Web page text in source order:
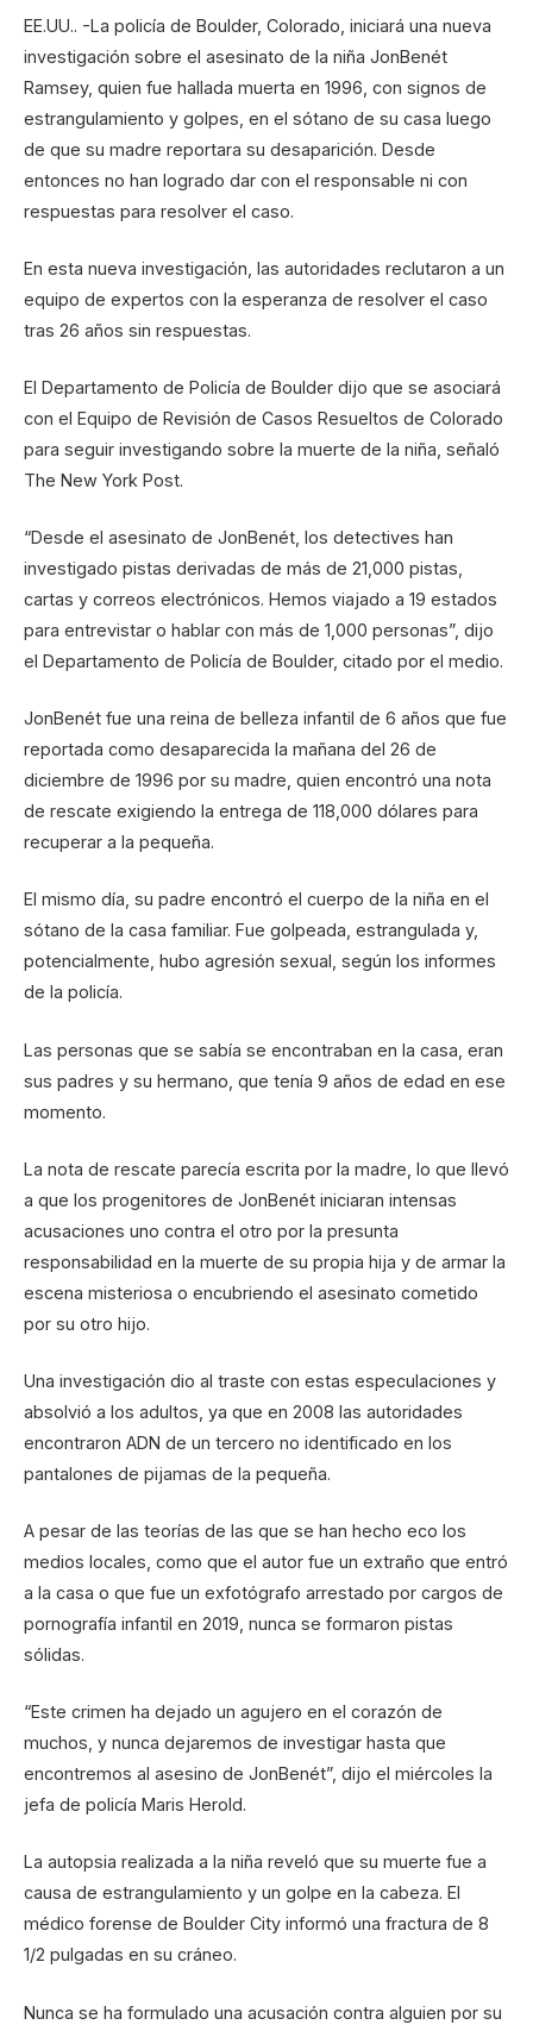
EE.UU.. -La policía de Boulder, Colorado, iniciará una nueva
investigación sobre el asesinato de la niña JonBenét
Ramsey, quien fue hallada muerta en 1996, con signos de
estrangulamiento y golpes, en el sótano de su casa luego
de que su madre reportara su desaparición. Desde
entonces no han logrado dar con el responsable ni con
respuestas para resolver el caso.
En esta nueva investigación, las autoridades reclutaron a un
equipo de expertos con la esperanza de resolver el caso
tras 26 años sin respuestas.
El Departamento de Policía de Boulder dijo que se asociará
con el Equipo de Revisión de Casos Resueltos de Colorado
para seguir investigando sobre la muerte de la niña, señaló
The New York Post.
“Desde el asesinato de JonBenét, los detectives han
investigado pistas derivadas de más de 21,000 pistas,
cartas y correos electrónicos. Hemos viajado a 19 estados
para entrevistar o hablar con más de 1,000 personas”, dijo
el Departamento de Policía de Boulder, citado por el medio.
JonBenét fue una reina de belleza infantil de 6 años que fue
reportada como desaparecida la mañana del 26 de
diciembre de 1996 por su madre, quien encontró una nota
de rescate exigiendo la entrega de 118,000 dólares para
recuperar a la pequeña.
El mismo día, su padre encontró el cuerpo de la niña en el
sótano de la casa familiar. Fue golpeada, estrangulada y,
potencialmente, hubo agresión sexual, según los informes
de la policía.
Las personas que se sabía se encontraban en la casa, eran
sus padres y su hermano, que tenía 9 años de edad en ese
momento.
La nota de rescate parecía escrita por la madre, lo que llevó
a que los progenitores de JonBenét iniciaran intensas
acusaciones uno contra el otro por la presunta
responsabilidad en la muerte de su propia hija y de armar la
escena misteriosa o encubriendo el asesinato cometido
por su otro hijo.
Una investigación dio al traste con estas especulaciones y
absolvió a los adultos, ya que en 2008 las autoridades
encontraron ADN de un tercero no identificado en los
pantalones de pijamas de la pequeña.
A pesar de las teorías de las que se han hecho eco los
medios locales, como que el autor fue un extraño que entró
a la casa o que fue un exfotógrafo arrestado por cargos de
pornografía infantil en 2019, nunca se formaron pistas
sólidas.
“Este crimen ha dejado un agujero en el corazón de
muchos, y nunca dejaremos de investigar hasta que
encontremos al asesino de JonBenét”, dijo el miércoles la
jefa de policía Maris Herold.
La autopsia realizada a la niña reveló que su muerte fue a
causa de estrangulamiento y un golpe en la cabeza. El
médico forense de Boulder City informó una fractura de 8
1/2 pulgadas en su cráneo.
Nunca se ha formulado una acusación contra alguien por su